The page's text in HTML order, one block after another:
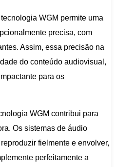
WGM permite uma
precisa, com
Assim, essa precisão na
do conteúdo audiovisual,
para os
WGM contribui para
Os sistemas de áudio
fielmente e envolver,
perfeitamente a